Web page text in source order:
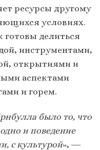
ресурсы другому
условиях.
готовы делиться
инструментами,
открытиями и
аспектами
и горем.
было то, что
и поведение
с культурой», ―